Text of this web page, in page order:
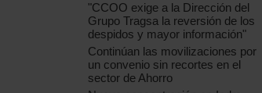
"CCOO exige a la Dirección del
Grupo Tragsa la reversión de los
despidos y mayor información"
Continúan las movilizaciones por
un convenio sin recortes en el
sector de Ahorro